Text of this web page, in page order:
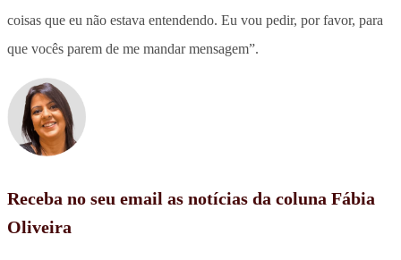
coisas que eu não estava entendendo. Eu vou pedir, por favor, para
que vocês parem de me mandar mensagem”.
Receba no seu email as notícias da coluna Fábia
Oliveira